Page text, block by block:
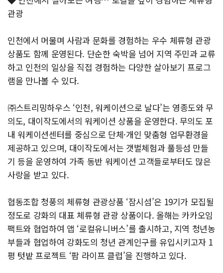
관광
인천에서 머물며 사람과 문화를 경험하는 우수 체류형 관광
상품도 함께 운영된다. 단순한 숙박을 넘어 지역 주민과 교류
하고 인천의 일상을 직접 경험하는 다양한 살아보기 프로그
램을 만나볼 수 있다.
㈜스트리밍하우스 ‘인천, 워케이션으로 날다’는 영종도와 무
의도, 대이작도에서의 워케이션 상품을 운영한다. 무의도 포
내 워케이션센터를 중심으로 단체·개인 맞춤형 업무환경을
제공하고 있으며, 대이작도에서는 갯벌체험과 풀등섬 만들
기 등을 운영하여 가족 동반 워케이션 고객들로부터도 많은
사랑을 받고 있다.
협동조합 청풍의 체류형 관광상품 ‘잠시섬’은 19기가 모집될
정도로 강화의 대표 체류형 관광 상품이다. 올해는 카카오임
팩트와 협업하여 앱 ‘로컬유니버스’를 출시하고, 지역 청년농
부들과 협업하여 강화도의 청년 관계인구를 유입시키고자 1
평 텃밭 프로젝트 ‘팜 라이프 클럽’을 진행하고 있다.